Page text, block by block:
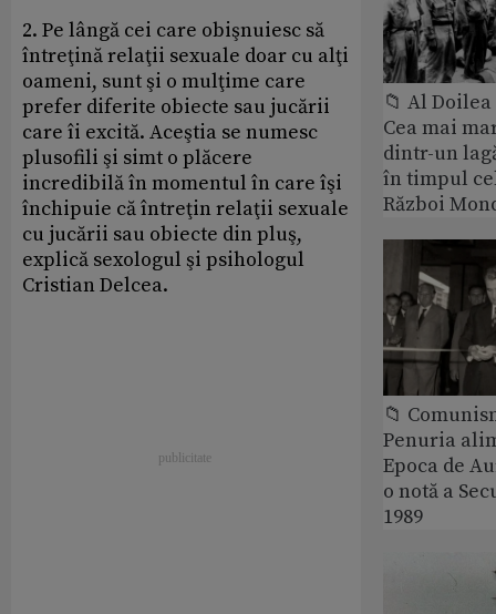
2. Pe lângă cei care obişnuiesc să
întreţină relaţii sexuale doar cu alţi
oameni, sunt şi o mulţime care
prefer diferite obiecte sau jucării
care îi excită. Aceştia se numesc
plusofili şi simt o plăcere
incredibilă în momentul în care îşi
închipuie că întreţin relaţii sexuale
cu jucării sau obiecte din pluş,
explică sexologul şi psihologul
Cristian Delcea.
📁 Al
Cea mai
dintr-un
în timpul
Război
📁
Penuria
Epoca de
o notă a
1989